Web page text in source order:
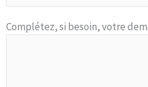
Complétez, si besoin, votre